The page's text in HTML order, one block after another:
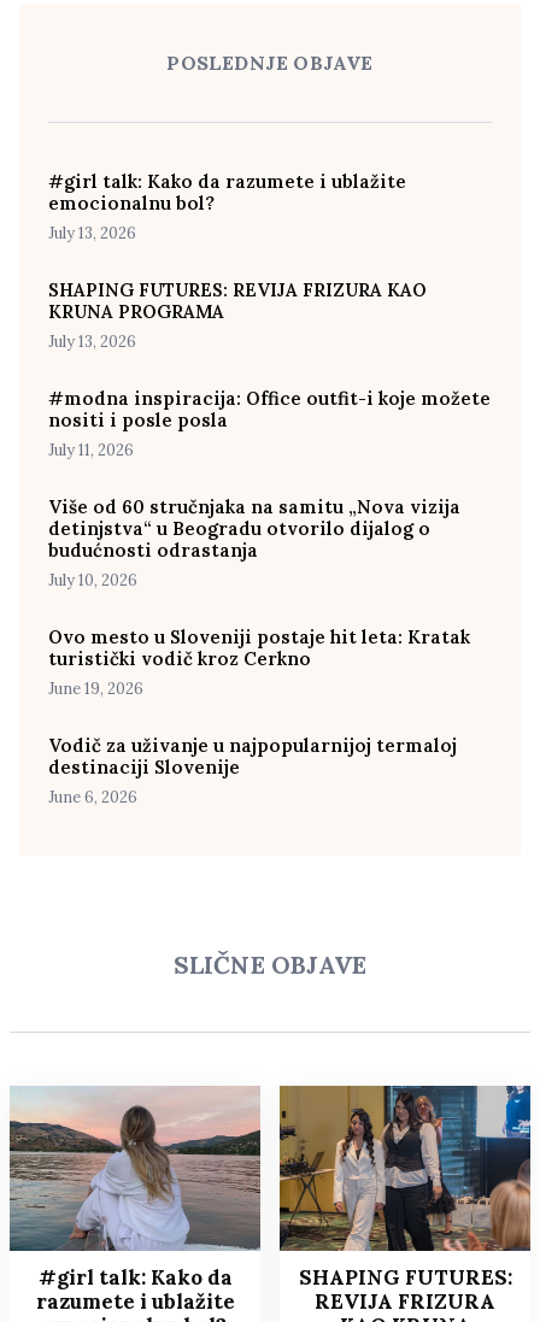
POSLEDNJE OBJAVE
#girl talk: Kako da razumete i ublažite
emocionalnu bol?
July 13, 2026
SHAPING FUTURES: REVIJA FRIZURA KAO
KRUNA PROGRAMA
July 13, 2026
#modna inspiracija: Office outfit-i koje možete
nositi i posle posla
July 11, 2026
Više od 60 stručnjaka na samitu „Nova vizija
detinjstva“ u Beogradu otvorilo dijalog o
budućnosti odrastanja
July 10, 2026
Ovo mesto u Sloveniji postaje hit leta: Kratak
turistički vodič kroz Cerkno
June 19, 2026
Vodič za uživanje u najpopularnijoj termaloj
destinaciji Slovenije
June 6, 2026
SLIČNE OBJAVE
#girl talk: Kako da
razumete i ublažite
SHAPING FUTURES:
REVIJA FRIZURA